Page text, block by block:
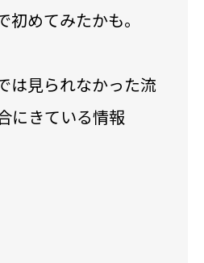
初めてみたかも。
は見られなかった流
にきている情報